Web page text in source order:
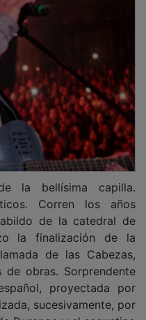
Corren los años
de la catedral de
la finalización de la
de las Cabezas,
obras. Sorprendente
proyectada por
sucesivamente, por
Durango y el seguntino